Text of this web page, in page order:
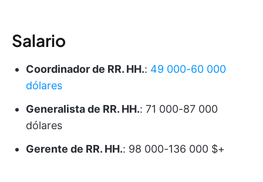
Salario
Coordinador de RR. HH.: 49 000-60 000
dólares
Generalista de RR. HH.: 71 000-87 000
dólares
Gerente de RR. HH.: 98 000-136 000 $+